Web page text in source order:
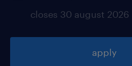
closes 30 august 2026
apply